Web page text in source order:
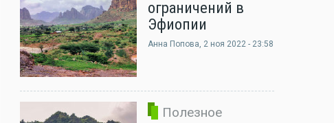
ограничений в
Эфиопии
Анна Попова, 2 ноя 2022 - 23:58
Полезное